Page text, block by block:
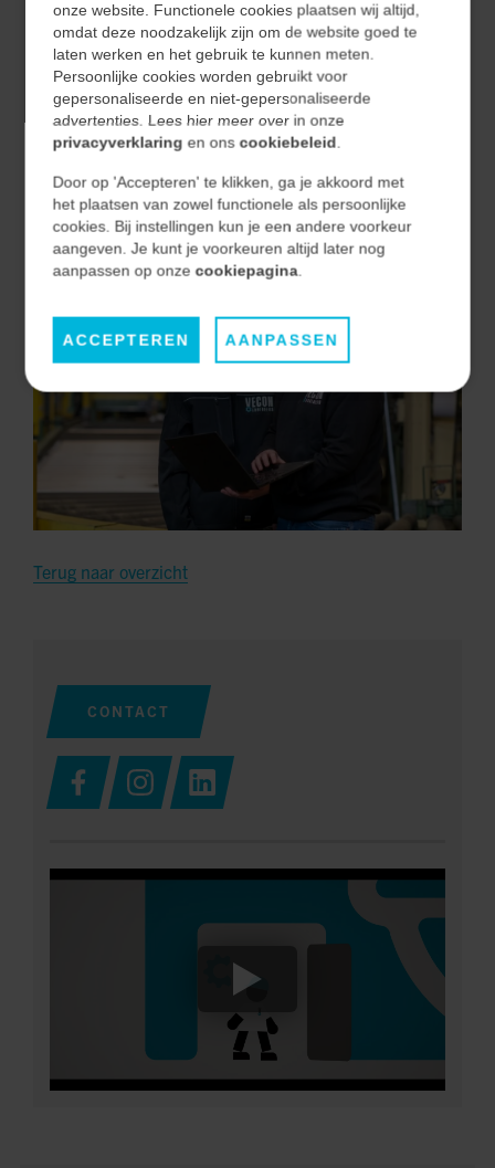
interne team van de klant zelfstandig met de
nieuwe standaard kan doorontwikkelen
Met deze aanpak heeft Vecon Engineers geholpen om
niet alleen een machine te voorzien van een
professionele softwarebasis, maar ook een blauwdruk te
creëren voor alle toekomstige automatiseringsprojecten.
Terug naar overzicht
CONTACT
onze website. Functionele cookies plaatsen wij altijd,
omdat deze noodzakelijk zijn om de website goed te
laten werken en het gebruik te kunnen meten.
Persoonlijke cookies worden gebruikt voor
gepersonaliseerde en niet-gepersonaliseerde
advertenties. Lees hier meer over in onze
privacyverklaring en onscookiebeleid .
Door op 'Accepteren' te klikken, ga je akkoord met
het plaatsen van zowel functionele als persoonlijke
cookies. Bij instellingen kun je een andere voorkeur
aangeven. Je kunt je voorkeuren altijd later nog
aanpassen op onzecookiepagina.
ACCEPTEREN AANPASSEN